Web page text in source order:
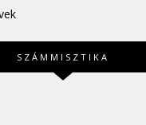
SZÁMMISZTIKA